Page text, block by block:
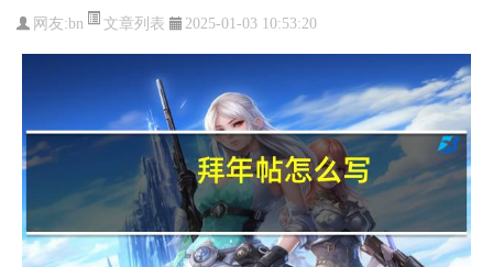
网友:bn 文章列表 2025-01-03 10:53:20